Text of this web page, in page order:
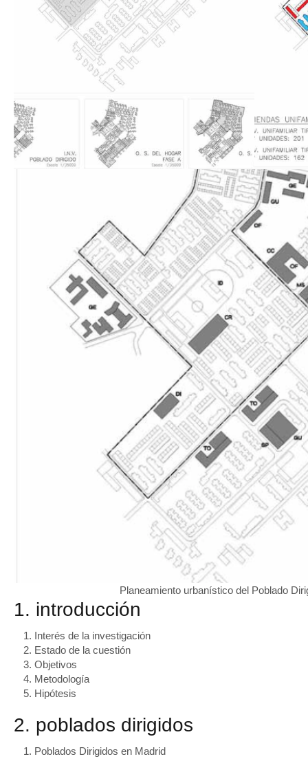
Planeamiento urbanístico del Poblado
1. introducción
Interés de la investigación
Estado de la cuestión
Objetivos
Metodología
Hipótesis
2. poblados dirigidos
Poblados Dirigidos en Madrid